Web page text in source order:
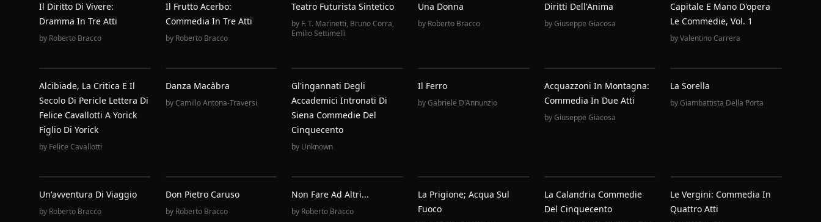
Il Diritto Di Vivere:
Dramma In Tre Atti
by Roberto Bracco
Il Frutto Acerbo:
Commedia In Tre Atti
by Roberto Bracco
Teatro Futurista Sintetico
by F. T. Marinetti, Bruno Corra,
Emilio Settimelli
Una Donna
by Roberto Bracco
Diritti Dell'Anima
byGiuseppe Giacosa
Capitale E Mano D'opera
Le Commedie, Vol. 1
byValentino Carrera
Alcibiade, La Critica E Il
Secolo Di Pericle Lettera Di
Felice Cavallotti A Yorick
Figlio Di Yorick
by Felice Cavallotti
Danza Macàbra
byCamillo Antona-Traversi
Gl'ingannati Degli
Accademici Intronati Di
Siena Commedie Del
Cinquecento
by Unknown
Il Ferro
byGabriele D'Annunzio
Acquazzoni In Montagna:
Commedia In Due Atti
byGiuseppe Giacosa
La Sorella
byGiambattista Della Porta
Un'avventura Di Viaggio
by Roberto Bracco
Don Pietro Caruso
by Roberto Bracco
Non Fare Ad Altri...
by Roberto Bracco
La Prigione; Acqua Sul
Fuoco
La Calandria Commedie
Del Cinquecento
Le Vergini: Commedia In
Quattro Atti